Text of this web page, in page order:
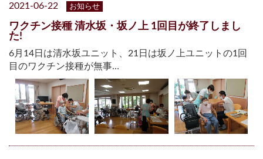
2021-06-22 お知らせ
ワクチン接種 清水坂・坂ノ上 1回目が終了しまし
た!
6月14日は清水坂ユニット、21日は坂ノ上ユニットの1回
目のワクチン接種が無事…